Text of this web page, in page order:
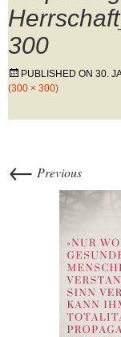
300
PUBLISHED ON 30.
(300 × 300)
← Previous